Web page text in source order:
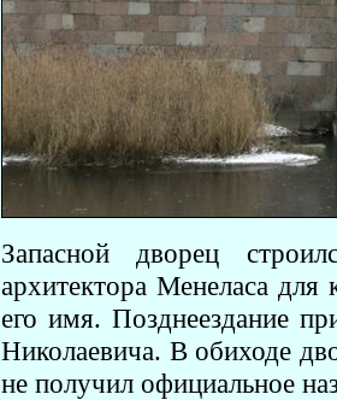
Запасной дворец
архитектора Менеласа
его имя. Позднеездание
Николаевича. В обиходе
не получил официальное